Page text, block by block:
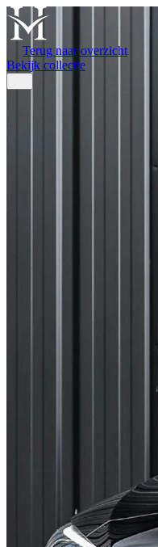
Terug naar overzicht
Bekijk collectie